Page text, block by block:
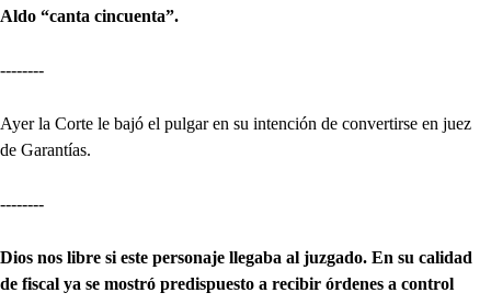
Aldo “canta cincuenta”.
--------
Ayer la Corte le bajó el pulgar en su intención de convertirse en juez
de Garantías.
--------
Dios nos libre si este personaje llegaba al juzgado. En su calidad
de fiscal ya se mostró predispuesto a recibir órdenes a control